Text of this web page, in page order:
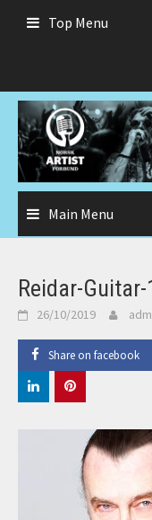
Top Menu
Main Menu
Reidar-Guitar-
26/10/2019
Share on facebook